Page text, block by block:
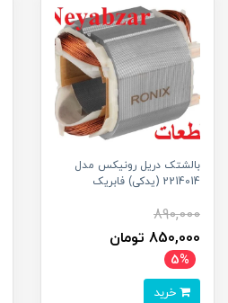
بالشتک دریل رونیکس مدل
2214014 (یدکی) فابریک
890,000
850,000 تومان
5%